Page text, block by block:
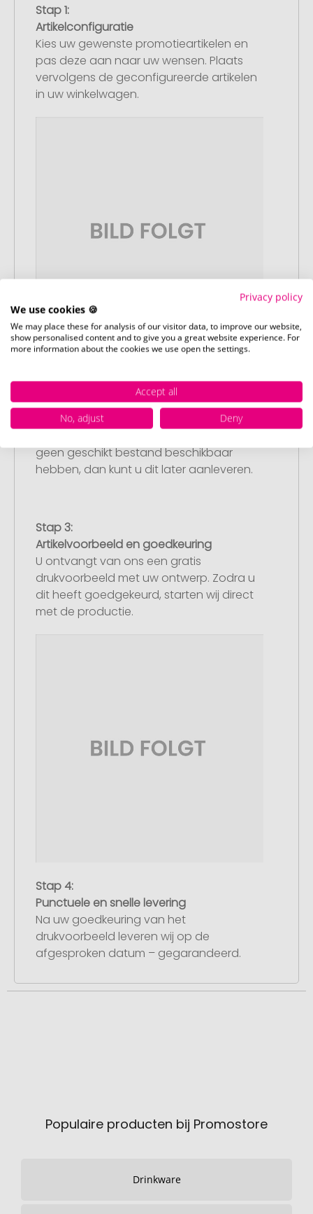
Stap 1:
Artikelconfiguratie
Kies uw gewenste promotieartikelen en
pas deze aan naar uw wensen. Plaats
vervolgens de geconfigureerde artikelen
in uw winkelwagen.
Upload van uw logo of ontwerp
Upload uw logo of ontwerp op onze
afrekenpagina (checkout) en rond uw
geen geschikt bestand beschikbaar
hebben, dan kunt u dit later aanleveren.
Stap 3:
Artikelvoorbeeld en goedkeuring
U ontvangt van ons een gratis
drukvoorbeeld met uw ontwerp. Zodra u
dit heeft goedgekeurd, starten wij direct
met de productie.
Stap 4:
Punctuele en snelle levering
Na uw goedkeuring van het
drukvoorbeeld leveren wij op de
afgesproken datum – gegarandeerd.
Populaire producten bij Promostore
Drinkware
Privacy policy
We use cookies 🍪
We may place these for analysis of our visitor data, to improve our website,
show personalised content and to give you a great website experience. For
more information about the cookies we use open the settings.
Accept all
No, adjust
Deny